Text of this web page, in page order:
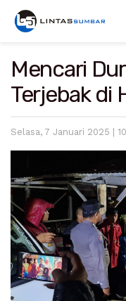
Mencari
Terjebak di
Selasa, 7 Januari 2025 |